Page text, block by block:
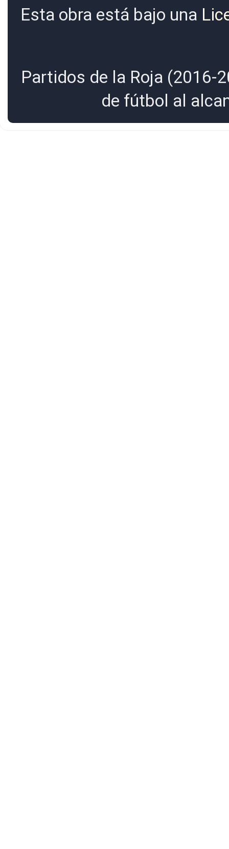
Esta obra está bajo una
Partidos de la Roja (2016-
de fútbol al